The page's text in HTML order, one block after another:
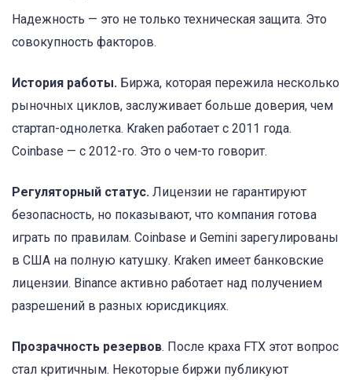
Надежность — это не только техническая защита. Это
совокупность факторов.
История работы. Биржа, которая пережила несколько
рыночных циклов, заслуживает больше доверия, чем
стартап-однолетка. Kraken работает с 2011 года.
Coinbase — с 2012-го. Это о чем-то говорит.
Регуляторный статус. Лицензии не гарантируют
безопасность, но показывают, что компания готова
играть по правилам. Coinbase и Gemini зарегулированы
в США на полную катушку. Kraken имеет банковские
лицензии. Binance активно работает над получением
разрешений в разных юрисдикциях.
Прозрачность резервов. После краха FTX этот вопрос
стал критичным. Некоторые биржи публикуют